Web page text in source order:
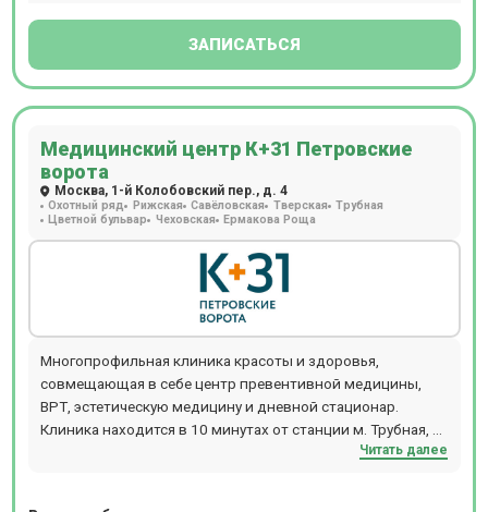
ЗАПИСАТЬСЯ
Медицинский центр К+31 Петровские
ворота
Москва, 1-й Колобовский пер., д. 4
Охотный ряд Рижская Савёловская Тверская
Трубная
Цветной бульвар Чеховская Ермакова Роща
Многопрофильная клиника красоты и здоровья,
совмещающая в себе центр превентивной медицины,
ВРТ, эстетическую медицину и дневной стационар.
Клиника находится в 10 минутах от станции м. Трубная, м.
Читать далее